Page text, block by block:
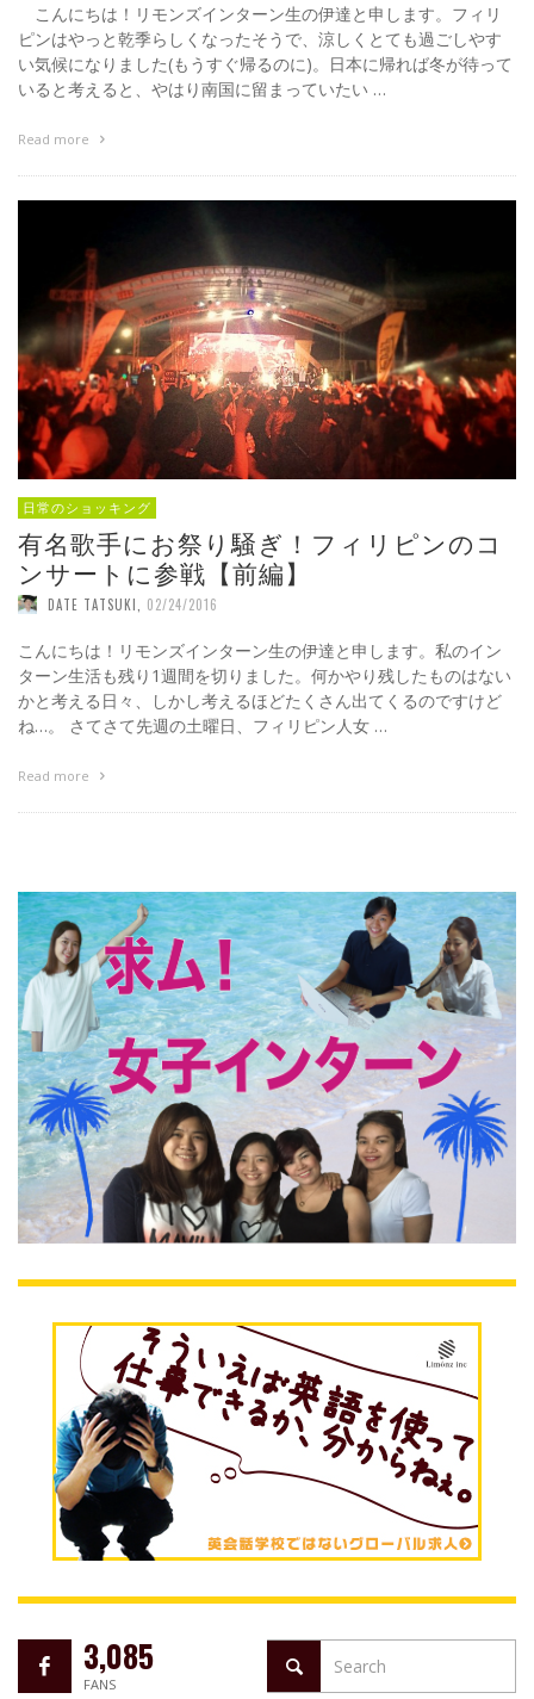
こんにちは！リモンズインターン生の伊達と申します。フィリ
ピンはやっと乾季らしくなったそうで、涼しくとても過ごしやす
い気候になりました(もうすぐ帰るのに)。日本に帰れば冬が待って
いると考えると、やはり南国に留まっていたい …
Read more
日常のショッキング
有名歌手にお祭り騒ぎ！フィリピンのコ
ンサートに参戦【前編】
DATE TATSUKI 02/24/2016
こんにちは！リモンズインターン生の伊達と申します。私のイン
ターン生活も残り1週間を切りました。何かやり残したものはない
かと考える日々、しかし考えるほどたくさん出てくるのですけど
ね…。 さてさて先週の土曜日、フィリピン人女 …
Read more
3,085
FANS